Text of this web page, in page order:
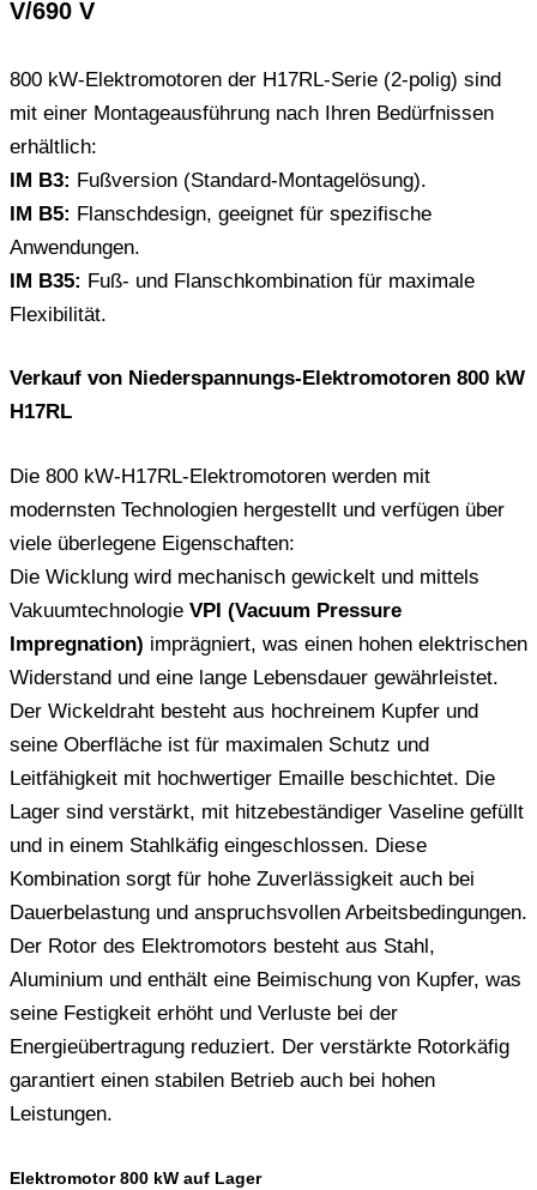
V/690 V
800 kW-Elektromotoren der H17RL-Serie (2-polig) sind
mit einer Montageausführung nach Ihren Bedürfnissen
erhältlich:
IM B3: Fußversion (Standard-Montagelösung).
IM B5: Flanschdesign, geeignet für spezifische
Anwendungen.
IM B35: Fuß- und Flanschkombination für maximale
Flexibilität.
Verkauf von Niederspannungs-Elektromotoren 800 kW
H17RL
Die 800 kW-H17RL-Elektromotoren werden mit
modernsten Technologien hergestellt und verfügen über
viele überlegene Eigenschaften:
Die Wicklung wird mechanisch gewickelt und mittels
Vakuumtechnologie VPI (Vacuum Pressure
Impregnation) imprägniert, was einen hohen elektrischen
Widerstand und eine lange Lebensdauer gewährleistet.
Der Wickeldraht besteht aus hochreinem Kupfer und
seine Oberfläche ist für maximalen Schutz und
Leitfähigkeit mit hochwertiger Emaille beschichtet. Die
Lager sind verstärkt, mit hitzebeständiger Vaseline gefüllt
und in einem Stahlkäfig eingeschlossen. Diese
Kombination sorgt für hohe Zuverlässigkeit auch bei
Dauerbelastung und anspruchsvollen Arbeitsbedingungen.
Der Rotor des Elektromotors besteht aus Stahl,
Aluminium und enthält eine Beimischung von Kupfer, was
seine Festigkeit erhöht und Verluste bei der
Energieübertragung reduziert. Der verstärkte Rotorkäfig
garantiert einen stabilen Betrieb auch bei hohen
Leistungen.
Elektromotor 800 kW auf Lager